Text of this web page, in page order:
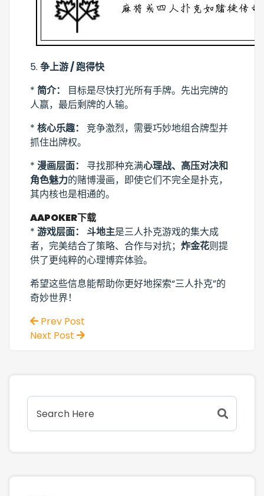
5. 争上游 / 跑得快
* 简介：
目标是尽快打光所有手牌。先出完牌的
人赢，最后剩牌的人输。
* 核心乐趣：
竞争激烈，需要巧妙地组合牌型并
抓住出牌权。
* 漫画层面： 寻找那种充满心理战、高压对决和
角色魅力的赌博漫画，即使它们不完全是扑克，
其内核也是相通的。
AAPOKER下载
* 游戏层面： 斗地主是三人扑克游戏的集大成
者，完美结合了策略、合作与对抗； 炸金花则提
供了更纯粹的心理博弈体验。
希望这些信息能帮助你更好地探索“三人扑克”的
奇妙世界！
Prev Post
Next Post